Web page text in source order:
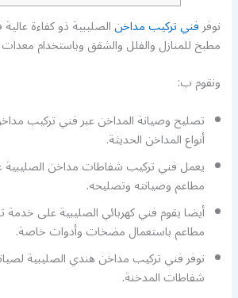
نوفرفني تركيب مداخنالصليبية ذو كفاءة
مطبخ للمنازل والفلل والشقق وباستخدام
ونقوم ب:
تصليح وصيانة المداخن عبر فني تركيب
أنواع المداخن الحديثة.
يعمل فني تركيب شفاطات مداخن
مطاعم وصيانته وتصليحه.
أيضا يقوم فني كهربائي الصليبية على
مطاعم باستعمال مضخات وأدوات خاصة.
نوفر فني تركيب مداخن هندي الصليبية
شفاطات المدخنة.